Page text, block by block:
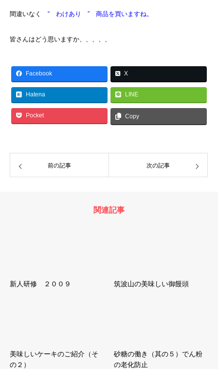
間違いなく “ わけあり ” 商品を買いますね。
皆さんはどう思いますか、、、、、
Facebook X
Hatena LINE
Pocket Copy
前の記事 次の記事
関連記事
新人研修 ２００９ 筑波山の美味しい御饅頭
美味しいケーキのご紹介（そ
の２）
砂糖の働き（其の５）でん粉
の老化防止